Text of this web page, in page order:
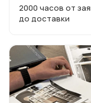
2000 часов от
до доставки